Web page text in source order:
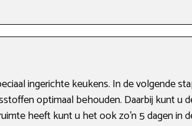
ingerichte keukens. In de volgende
optimaal behouden. Daarbij kunt u
heeft kunt u het ook zo’n 5 dagen in